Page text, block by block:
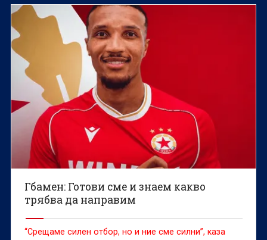
Гбамен: Готови сме и знаем какво
трябва да направим
“Срещаме силен отбор, но и ние сме силни”, каза